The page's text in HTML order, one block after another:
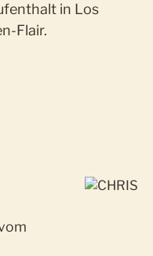
in Los
Flair.